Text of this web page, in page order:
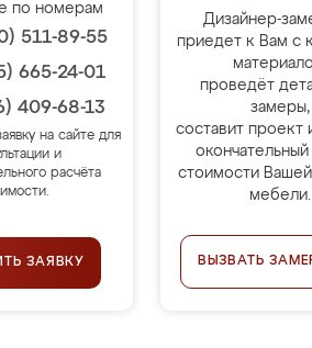
по номерам
511-89-55
665-24-01
409-68-13
на сайте для
и
расчёта
ЗАЯВКУ
Дизайнер-
приедет к Вам с
проведёт
замеры,
составит проект
окончательный
стоимости
мебели.
ВЫЗВАТЬ